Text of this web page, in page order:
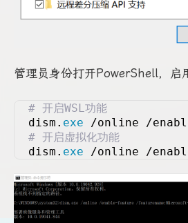
管理员身份打开PowerShell，启
# 开启WSL功能
dism. exe /online /
# 开启虚拟化功能
dism. exe /online /